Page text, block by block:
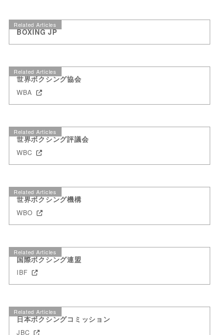
Related Articles
BOXING JP
Related Articles
世界ボクシング協会
WBA
Related Articles
世界ボクシング評議会
WBC
Related Articles
世界ボクシング機構
WBO
Related Articles
国際ボクシング連盟
IBF
Related Articles
日本ボクシングコミッション
JBC